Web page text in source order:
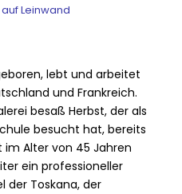
Leinwand
lebt und arbeitet
und Frankreich.
besaß Herbst, der als
besucht hat, bereits
im Alter von 45 Jahren
ein professioneller
der Toskana, der